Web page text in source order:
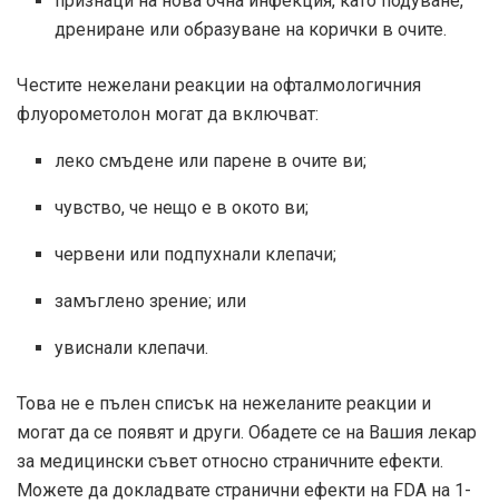
дрениране или образуване на корички в очите.
Честите нежелани реакции на офталмологичния
флуорометолон могат да включват:
леко смъдене или парене в очите ви;
чувство, че нещо е в окото ви;
червени или подпухнали клепачи;
замъглено зрение; или
увиснали клепачи.
Това не е пълен списък на нежеланите реакции и
могат да се появят и други. Обадете се на Вашия лекар
за медицински съвет относно страничните ефекти.
Можете да докладвате странични ефекти на FDA на 1-